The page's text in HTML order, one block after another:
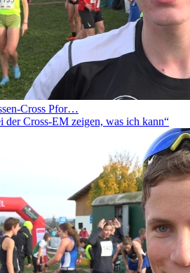
Cross Pfor…
Cross-EM zeigen, was ich kann“